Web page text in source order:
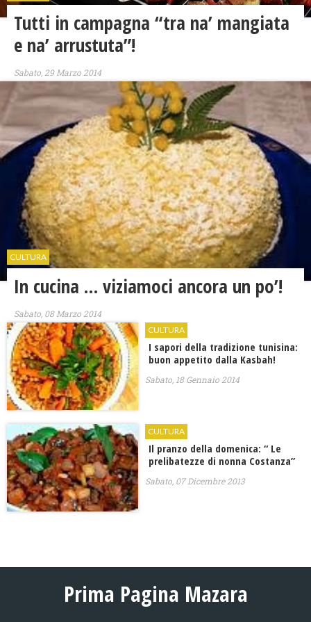
Tutti in campagna “tra na’ mangiata
e na’ arrustuta”!
Sabato, 29 Marzo 2014
CULTURA
In cucina … viziamoci ancora un po’!
Sabato, 08 Marzo 2014
CULTURA
I sapori della tradizione tunisina:
buon appetito dalla Kasbah!
Sabato, 18 Gennaio 2014
CULTURA
Il pranzo della domenica: “ Le
prelibatezze di nonna Costanza”
Sabato, 07 Dicembre 2013
Prima Pagina Mazara